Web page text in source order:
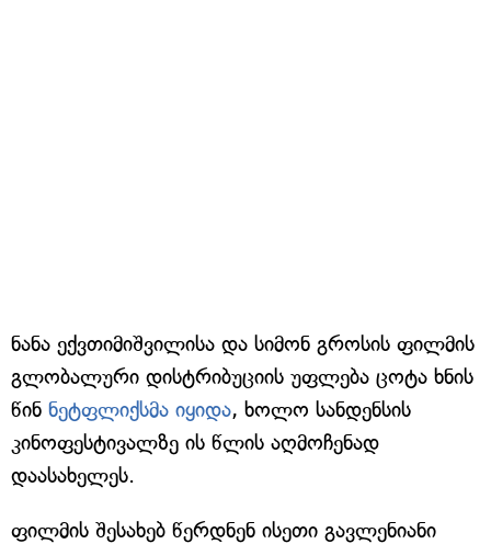
ნანა ექვთიმიშვილისა და სიმონ გროსის ფილმის
გლობალური დისტრიბუციის უფლება ცოტა ხნის
წინ ნეტფლიქსმა იყიდა, ხოლო სანდენსის
კინოფესტივალზე ის წლის აღმოჩენად
დაასახელეს.
ფილმის შესახებ წერდნენ ისეთი გავლენიანი